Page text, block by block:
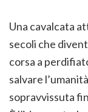
Una cavalcata
secoli che
corsa a
salvare l’umanità
sopravvissuta